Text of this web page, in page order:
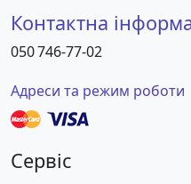
Контактна
050 746-77-02
Адреси та режим роботи
Сервіс